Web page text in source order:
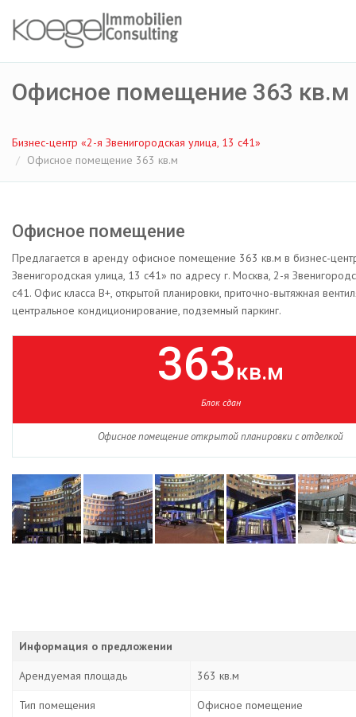
Офисное помещение 363 кв.м
Бизнес-центр «2-я Звенигородская улица, 13 с41»
Офисное помещение 363 кв.м
Офисное помещение
Предлагается в аренду офисное помещение 363 кв.м в бизнес-
Звенигородская улица, 13 с41» по адресу г. Москва, 2-я
с41. Офис класса B+, открытой планировки, приточно-вытяжная
центральное кондиционирование, подземный паркинг.
363кв.м
Блок сдан
Офисное помещение открытой планировки с отделкой
Информация о предложении
Арендуемая площадь 363 кв.м
Тип помещения Офисное помещение